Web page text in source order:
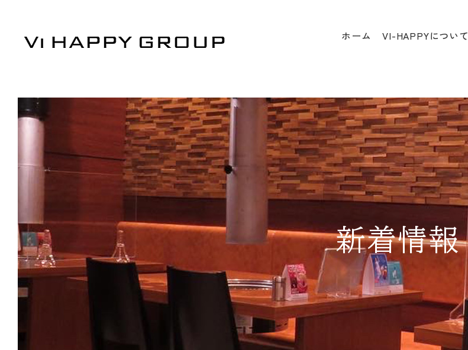
ホーム VI-HAPPYについて
新着情報